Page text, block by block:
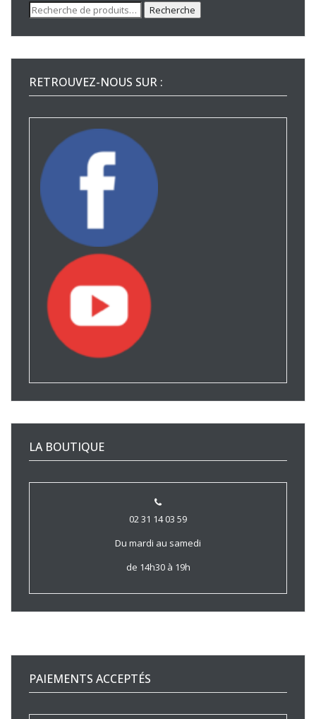
Recherche
pour :
Recherche
RETROUVEZ-NOUS SUR :
LA BOUTIQUE
02 31 14 03 59
Du mardi au samedi
de 14h30 à 19h
PAIEMENTS ACCEPTÉS